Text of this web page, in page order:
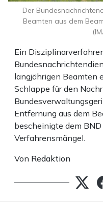
Ein
langjährigen Beamten
Schlappe für den
Entfernung aus dem
bescheinigte dem
Verfahrensmängel.
Von Redaktion
Der
Beamten aus dem